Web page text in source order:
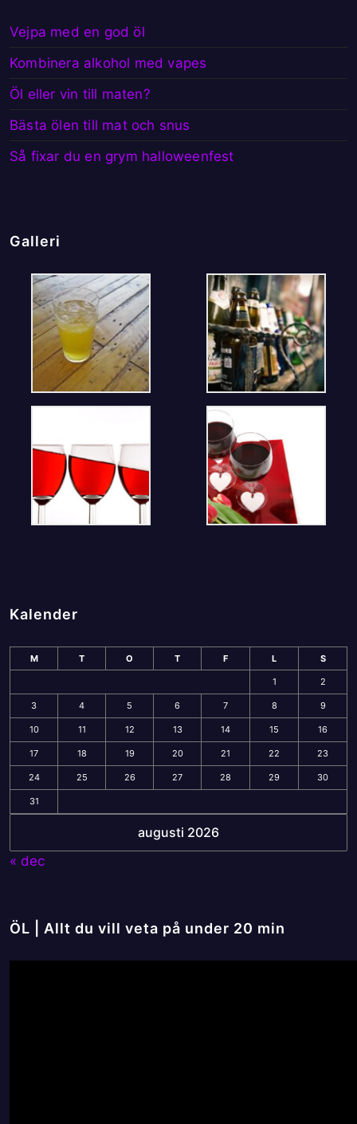
Vejpa med en god öl
Kombinera alkohol med vapes
Öl eller vin till maten?
Bästa ölen till mat och snus
Så fixar du en grym halloweenfest
Galleri
Kalender
augusti 2026
M T O T F L S
1 2
3 4 5 6 7 8 9
10 11 12 13 14 15 16
17 18 19 20 21 22 23
24 25 26 27 28 29 30
31
« dec
ÖL | Allt du vill veta på under 20 min